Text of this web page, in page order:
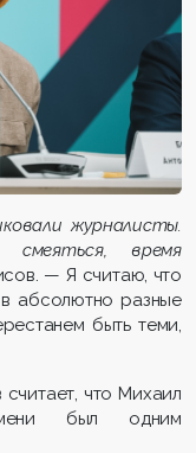
журналисты.
время
— Я считаю, что
абсолютно разные
быть теми,
что Михаил
был одним